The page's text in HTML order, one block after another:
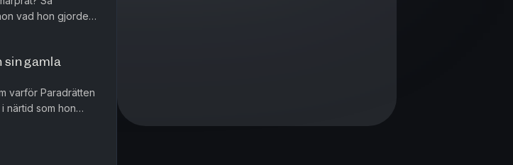
vad hon gjorde
sin gamla
varför Paradrätten
närtid som hon